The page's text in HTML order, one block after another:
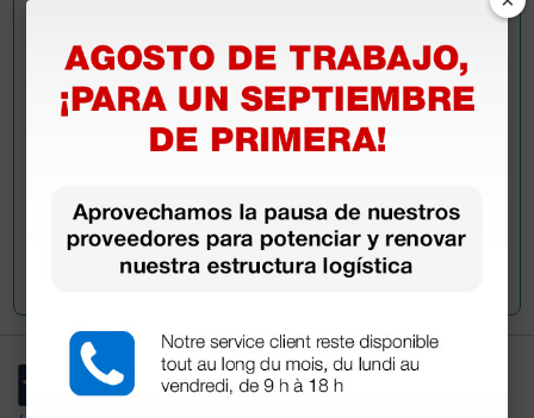
han adquirido este producto.
Envía tu pregunta